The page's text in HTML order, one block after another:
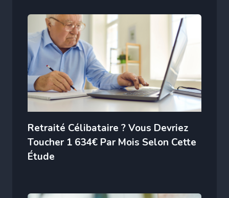
Retraité Célibataire ? Vous Devriez
Toucher 1 634€ Par Mois Selon Cette
Étude